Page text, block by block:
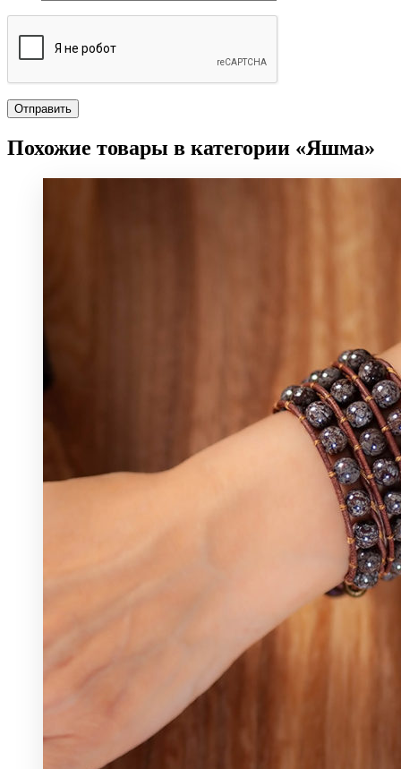
Похожие товары в категории «Яшма»